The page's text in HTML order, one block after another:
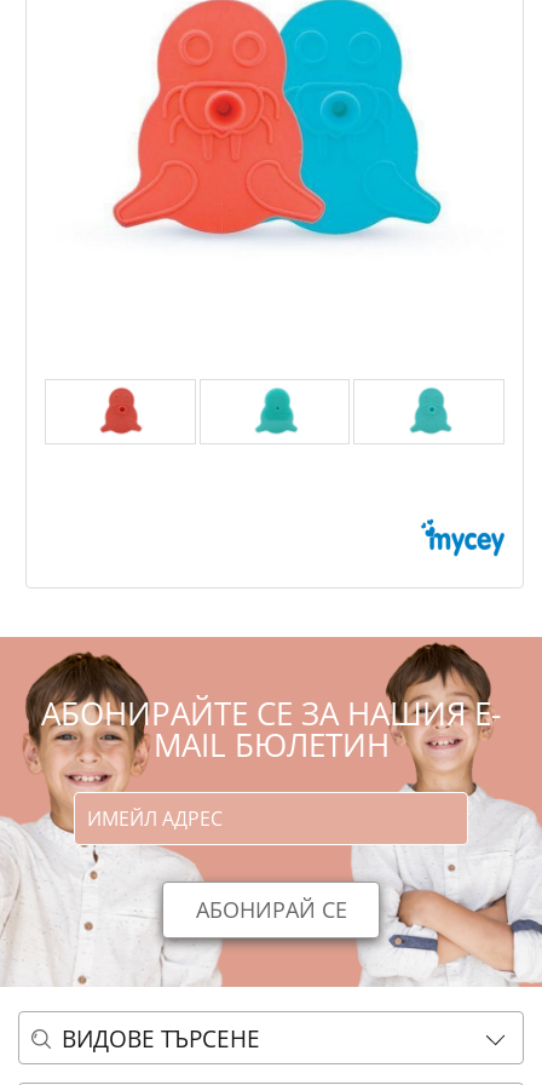
АБОНИРАЙТЕ СЕ ЗА НАШИЯ E-
MAIL БЮЛЕТИН
ВИДОВЕ ТЪРСЕНЕ